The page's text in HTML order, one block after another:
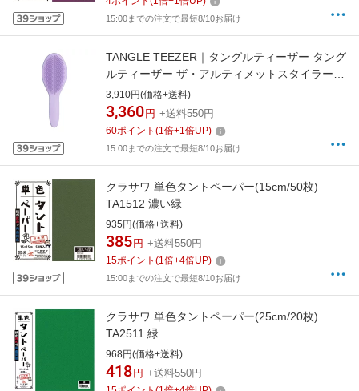
15:00までの注文で最短8/10お届け
TANGLE TEEZER｜タングルティーザー タング
ルティーザー ザ・アルティメットスタイラー
ペールライラック
3,910円(価格+送料)
3,360 円 +送料550円
60ポイント (1倍+1倍UP)
15:00までの注文で最短8/10お届け
クラサワ 単色タントペーパー(15cm/50枚)
TA1512 濃い緑
935円(価格+送料)
385 円 +送料550円
15ポイント (1倍+4倍UP)
15:00までの注文で最短8/10お届け
クラサワ 単色タントペーパー(25cm/20枚)
TA2511 緑
968円(価格+送料)
418 円 +送料550円